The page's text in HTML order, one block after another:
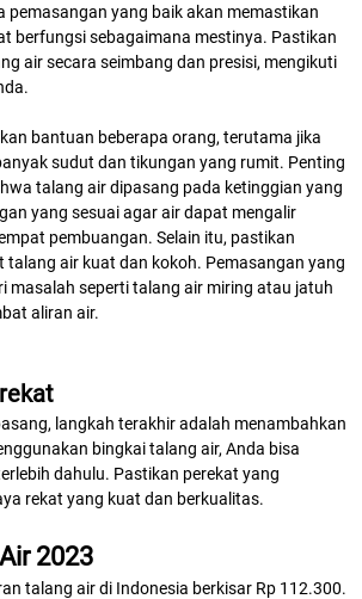
pemasangan yang baik akan memastikan
berfungsi sebagaimana mestinya. Pastikan
air secara seimbang dan presisi, mengikuti
bantuan beberapa orang, terutama jika
sudut dan tikungan yang rumit. Penting
talang air dipasang pada ketinggian yang
yang sesuai agar air dapat mengalir
pembuangan. Selain itu, pastikan
talang air kuat dan kokoh. Pemasangan yang
masalah seperti talang air miring atau jatuh
aliran air.
langkah terakhir adalah menambahkan
bingkai talang air, Anda bisa
dahulu. Pastikan perekat yang
rekat yang kuat dan berkualitas.
2023
talang air di Indonesia berkisar Rp 112.300.